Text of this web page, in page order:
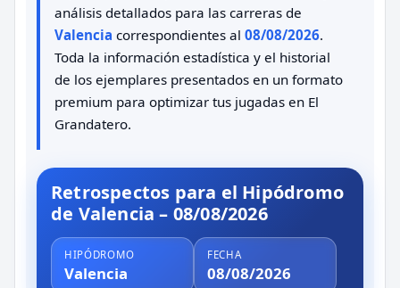
análisis detallados para las carreras de
Valencia correspondientes al 08/08/2026.
Toda la información estadística y el historial
de los ejemplares presentados en un formato
premium para optimizar tus jugadas en El
Grandatero.
Retrospectos para el Hipódromo
de Valencia – 08/08/2026
HIPÓDROMO
Valencia
FECHA
08/08/2026